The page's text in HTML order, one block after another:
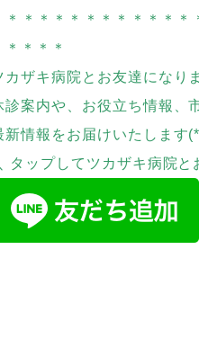
＊＊＊＊＊＊＊＊＊＊＊
＊＊＊＊
カザキ病院とお友達にな
診案内や、お役立ち情報、
新情報をお届けいたしま
タップしてツカザキ病院と